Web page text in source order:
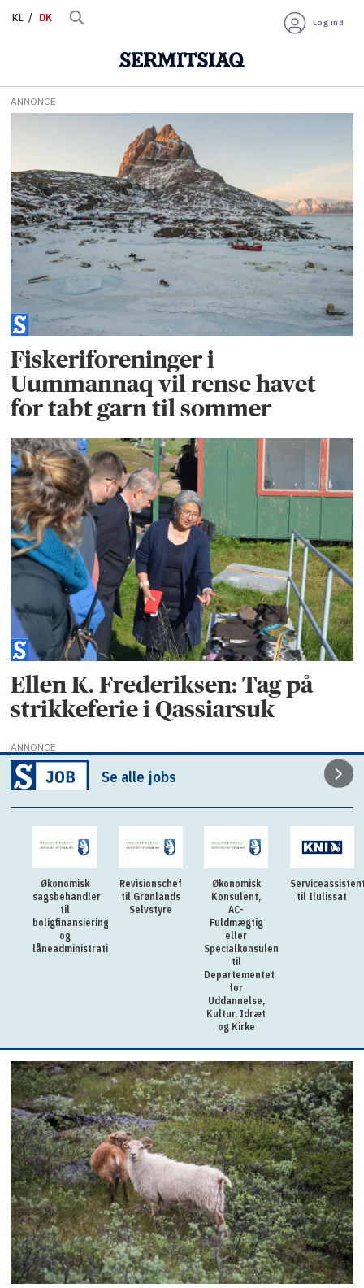
KL DK Log ind
Tag:
garn
ANNONCE
Fiskeriforeninger i
Uummannaq vil rense havet
for tabt garn til sommer
Ellen K. Frederiksen: Tag på
strikkeferie i Qassiarsuk
ANNONCE
Se alle jobs
Økonomisk
sagsbehandler
til
boligfinansiering
og
låneadministration
Revisionschef
til Grønlands
Selvstyre
Økonomisk
Konsulent,
AC-
Fuldmægtig
eller
Specialkonsulent
til
Departementet
for
Uddannelse,
Kultur, Idræt
og Kirke
til Ilulissat